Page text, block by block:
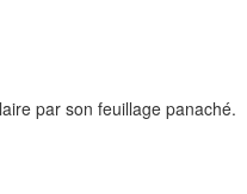
par son feuillage panaché.